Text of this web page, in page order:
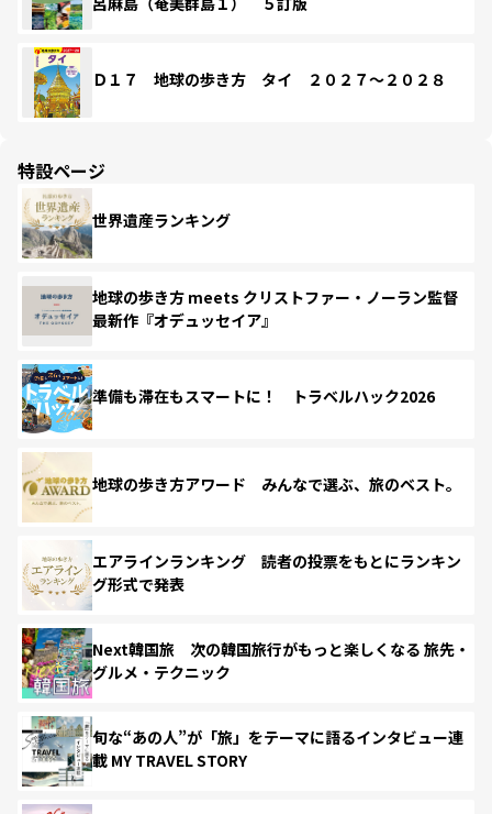
Ｄ１７ 地球の歩き方 タイ ２０２７～２０２８
特設ページ
世界遺産ランキング
地球の歩き方 meets クリストファー・ノーラン監督
最新作『オデュッセイア』
準備も滞在もスマートに！ トラベルハック2026
地球の歩き方アワード みんなで選ぶ、旅のベスト。
エアラインランキング 読者の投票をもとにランキン
グ形式で発表
Next韓国旅 次の韓国旅行がもっと楽しくなる 旅先・
グルメ・テクニック
旬な“あの人”が「旅」をテーマに語るインタビュー連
載 MY TRAVEL STORY